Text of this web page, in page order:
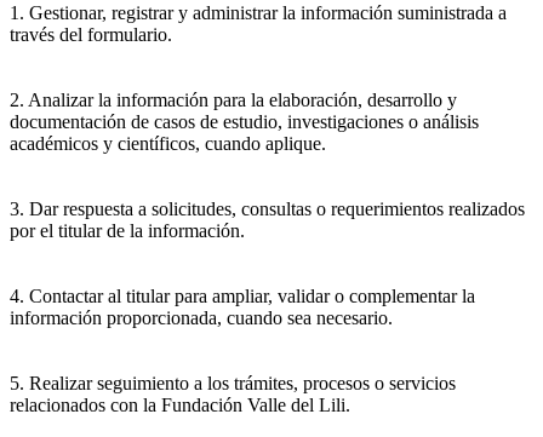
1. Gestionar, registrar y administrar la información suministrada a
través del formulario.
2. Analizar la información para la elaboración, desarrollo y
documentación de casos de estudio, investigaciones o análisis
académicos y científicos, cuando aplique.
3. Dar respuesta a solicitudes, consultas o requerimientos realizados
por el titular de la información.
4. Contactar al titular para ampliar, validar o complementar la
información proporcionada, cuando sea necesario.
5. Realizar seguimiento a los trámites, procesos o servicios
relacionados con la Fundación Valle del Lili.